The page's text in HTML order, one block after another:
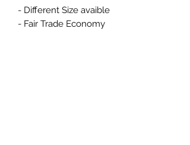
- Different Size avaible
- Fair Trade Economy